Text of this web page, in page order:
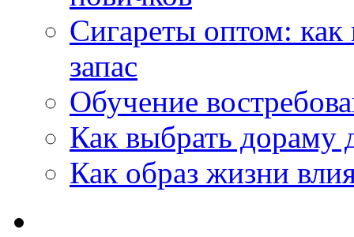
Сигареты оптом:
запас
Обучение
Как выбрать дораму
Как образ жизни